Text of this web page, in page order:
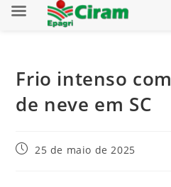
Frio intenso
de neve em SC
25 de maio de 2025